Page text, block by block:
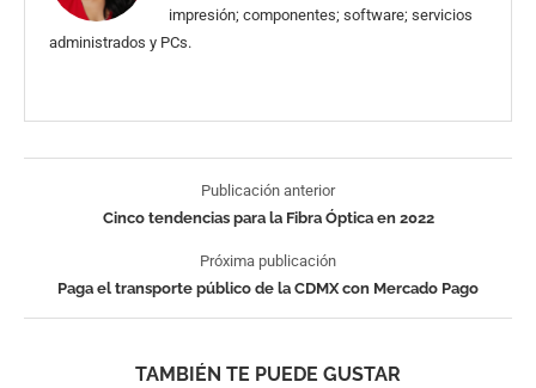
impresión; componentes; software; servicios
administrados y PCs.
Publicación anterior
Cinco tendencias para la Fibra Óptica en 2022
Próxima publicación
Paga el transporte público de la CDMX con Mercado Pago
TAMBIÉN TE PUEDE GUSTAR